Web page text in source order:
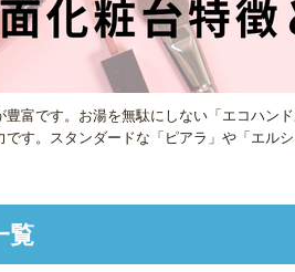
富です。お湯を無駄にしない「エコハン
す。スタンダードな「ピアラ」や「エル
覧